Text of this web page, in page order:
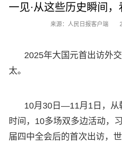
一见·从这些历史瞬间
来源：人民日报客户端
2025年大国元首出访外
太。
10月30日—11月1日，从
时间，10多场双多边活动，
届四中全会后的首次出访，世